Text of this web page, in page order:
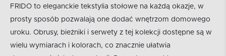
FRIDO to eleganckie tekstylia stołowe na każdą okazje, w
prosty sposób pozwalają one dodać wnętrzom domowego
uroku. Obrusy, bieżniki i serwety z tej kolekcji dostępne są w
wielu wymiarach i kolorach, co znacznie ułatwia